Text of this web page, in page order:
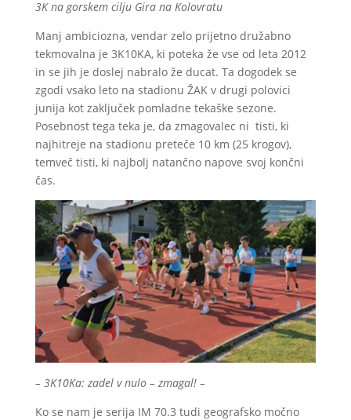
3K na gorskem cilju Gira na Kolovratu
Manj ambiciozna, vendar zelo prijetno družabno
tekmovalna je 3K10KA, ki poteka že vse od leta 2012
in se jih je doslej nabralo že ducat. Ta dogodek se
zgodi vsako leto na stadionu ŽAK v drugi polovici
junija kot zaključek pomladne tekaške sezone.
Posebnost tega teka je, da zmagovalec ni tisti, ki
najhitreje na stadionu preteče 10 km (25 krogov),
temveč tisti, ki najbolj natančno napove svoj končni
čas.
– 3K10Ka: zadel v nulo – zmagal! –
Ko se nam je serija IM 70.3 tudi geografsko močno